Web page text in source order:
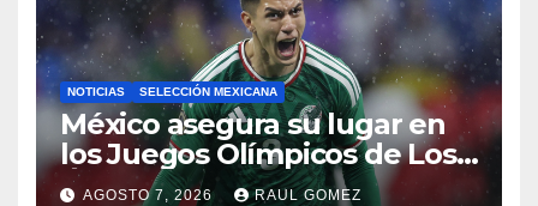
NOTICIAS SELECCIÓN MEXICANA
México asegura su lugar en
los Juegos Olímpicos de Los
Ángeles 2028
AGOSTO 7, 2026 RAUL GOMEZ